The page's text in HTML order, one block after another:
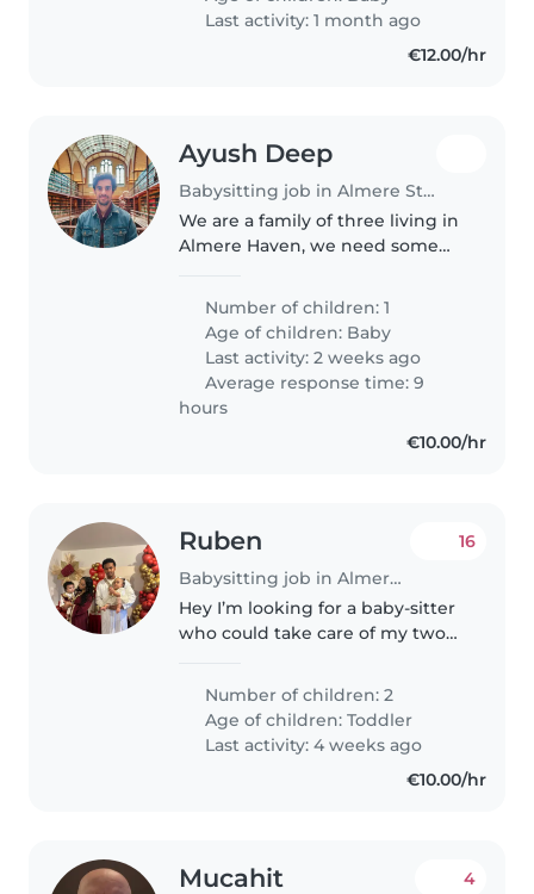
with counting diapers, burps,..
Last activity: 1 month ago
€12.00/hr
Ayush Deep
Babysitting job in Almere Stad
We are a family of three living in
Almere Haven, we need some
daughter when I will go to office
which is weekly twice. My wife
stays at home and would..
Number of children: 1
Age of children: Baby
Last activity: 2 weeks ago
Average response time: 9
hours
€10.00/hr
Ruben
Babysitting job in Almere Stad
16
Hey I’m looking for a baby-sitter
who could take care of my two
My daughter is 2 years old and
my son is 1 year old. They are
very kind and calm kids...
Number of children: 2
Age of children:Toddler
Last activity: 4 weeks ago
€10.00/hr
Mucahit 4